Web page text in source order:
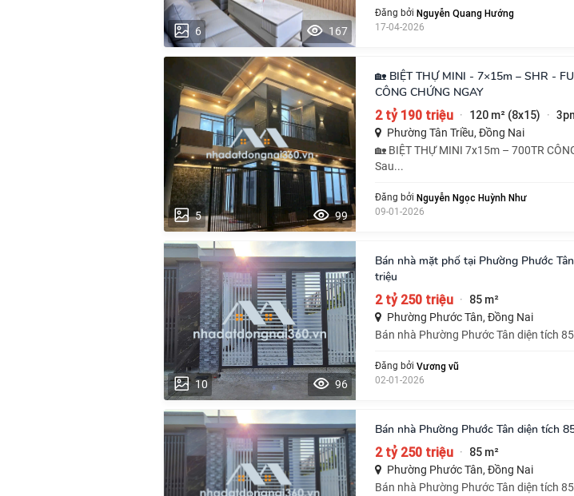
6 167
Đăng bởi Nguyễn Quang Hướng
17-04-2026
5 99
🏡 BIỆT THỰ MINI - 7×15m – SHR - FULL THỔ CƯ - 700TR
CÔNG CHỨNG NGAY
2 tỷ 190 triệu · 120 m² (8x15) · 3pn
Phường Tân Triều, Đồng Nai
🏡 BIỆT THỰ MINI 7x15m – 700TR
Sau...
Đăng bởi Nguyễn Ngọc Huỳnh Như
09-01-2026
10 96
Bán nhà mặt phố tại Phường Phước Tân, Đồng Nai giá 2 tỷ 250
triệu
2 tỷ 250 triệu · 85 m²
Phường Phước Tân, Đồng Nai
Bán nhà Phường Phước Tân diện tích
Đăng bởi Vương vũ
02-01-2026
Bán nhà Phường Phước Tân diện tích
2 tỷ 250 triệu · 85 m²
Phường Phước Tân, Đồng Nai
Bán nhà Phường Phước Tân diện tích